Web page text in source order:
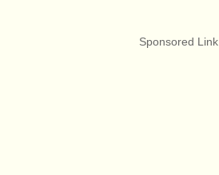
Sponsored Link